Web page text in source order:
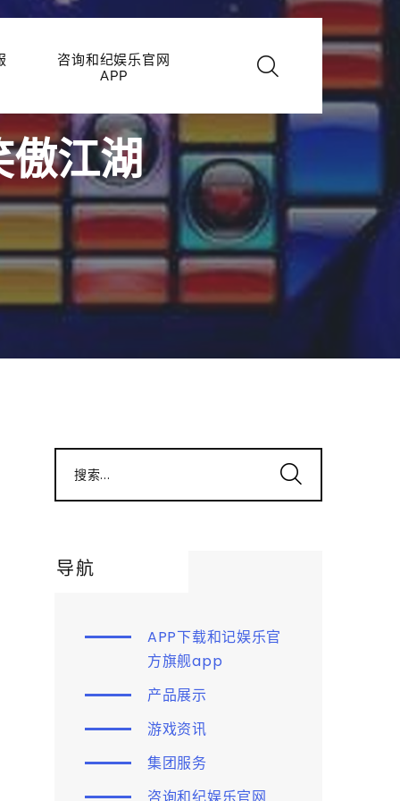
咨询和纪娱乐官网
APP
傲江湖
搜索...
导航
APP下载和记娱乐官
方旗舰app
产品展示
游戏资讯
集团服务
咨询和纪娱乐官网